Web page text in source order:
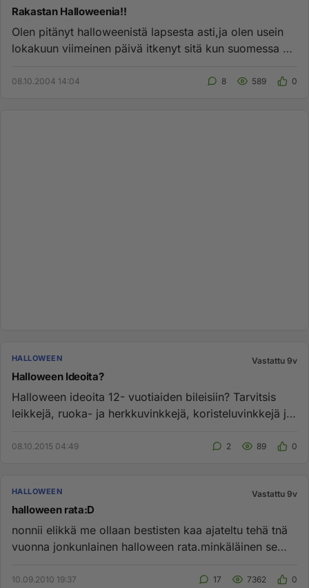
Rakastan Halloweenia!!
Olen pitänyt halloweenistä lapsesta asti,ja olen usein
lokakuun viimeinen päivä itkenyt sitä kun suomessa ei
08.10.2004 14:04 8 589 0
HALLOWEEN Vastattu 9v
Halloween Ideoita?
Halloween ideoita 12- vuotiaiden bileisiin? Tarvitsis
leikkejä, ruoka- ja herkkuvinkkejä, koristeluvinkkejä ja
08.10.2015 04:49 2 89 0
HALLOWEEN Vastattu 9v
halloween rata:D
nonnii elikkä me ollaan bestisten kaa ajateltu tehä tnä
vuonna jonkunlainen halloween rata.minkäläinen se
10.09.2010 19:37 17 7362 0